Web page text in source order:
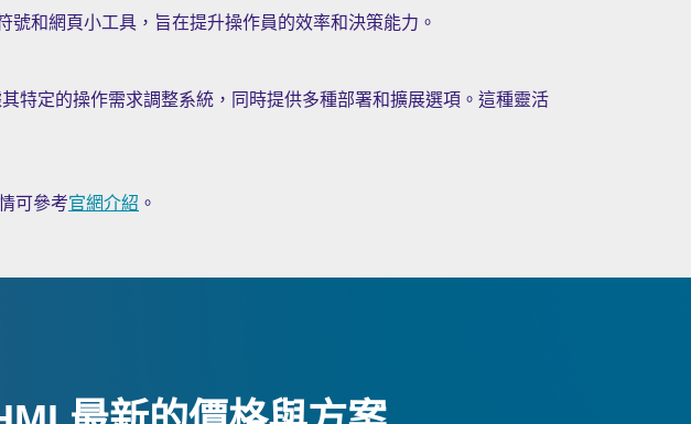
和網頁小工具，旨在提升操作員的效率和決策能力。
特定的操作需求調整系統，同時提供多種部署和擴展選項。這種靈活
可參考官網介紹 。